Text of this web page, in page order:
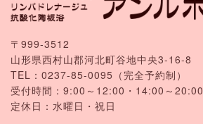
〒999-3512
山形県西村山郡河北町谷地中央3-16-8
TEL： 0237-85-0095 （完全予約制）
受付時間：9:00～12:00・14:00～20:00
定休日：水曜日・祝日